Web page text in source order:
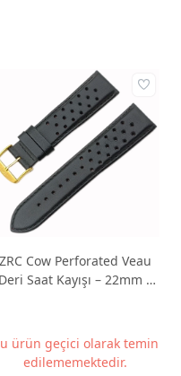
ZRC Cow Perforated Veau
Deri Saat Kayışı – 22mm –
ürün geçici olarak temin
edilememektedir.